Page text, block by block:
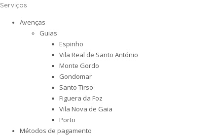
Serviços
Avenças
Guias
Espinho
Vila Real de Santo António
Monte Gordo
Gondomar
Santo Tirso
Figuera da Foz
Vila Nova de Gaia
Porto
Métodos de pagamento